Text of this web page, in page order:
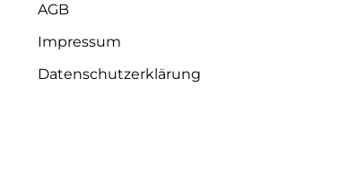
AGB
Impressum
Datenschutzerklärung